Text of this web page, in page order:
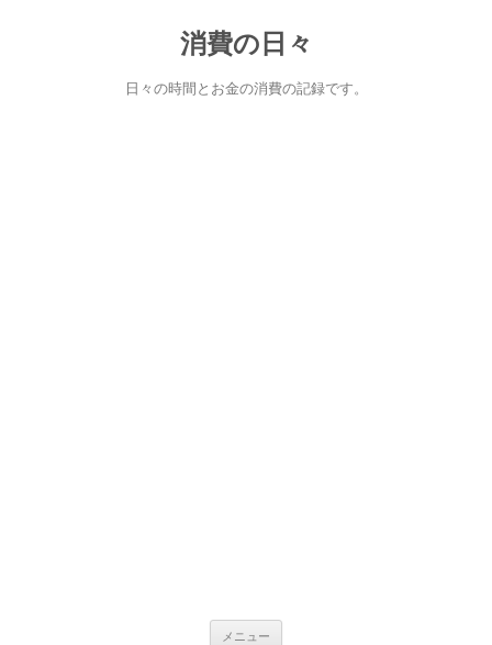
消費の日々
日々の時間とお金の消費の記録です。
メニュー